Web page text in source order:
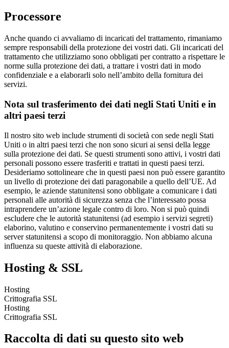
Processore
Anche quando ci avvaliamo di incaricati del trattamento, rimaniamo
sempre responsabili della protezione dei vostri dati. Gli incaricati del
trattamento che utilizziamo sono obbligati per contratto a rispettare le
norme sulla protezione dei dati, a trattare i vostri dati in modo
confidenziale e a elaborarli solo nell’ambito della fornitura dei
servizi.
Nota sul trasferimento dei dati negli Stati Uniti e in
altri paesi terzi
Il nostro sito web include strumenti di società con sede negli Stati
Uniti o in altri paesi terzi che non sono sicuri ai sensi della legge
sulla protezione dei dati. Se questi strumenti sono attivi, i vostri dati
personali possono essere trasferiti e trattati in questi paesi terzi.
Desideriamo sottolineare che in questi paesi non può essere garantito
un livello di protezione dei dati paragonabile a quello dell’UE. Ad
esempio, le aziende statunitensi sono obbligate a comunicare i dati
personali alle autorità di sicurezza senza che l’interessato possa
intraprendere un’azione legale contro di loro. Non si può quindi
escludere che le autorità statunitensi (ad esempio i servizi segreti)
elaborino, valutino e conservino permanentemente i vostri dati su
server statunitensi a scopo di monitoraggio. Non abbiamo alcuna
influenza su queste attività di elaborazione.
Hosting & SSL
Hosting
Crittografia SSL
Hosting
Crittografia SSL
Raccolta di dati su questo sito web